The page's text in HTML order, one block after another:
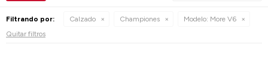
Filtrando por: Calzado Championes Modelo: More V6
Quitar filtros